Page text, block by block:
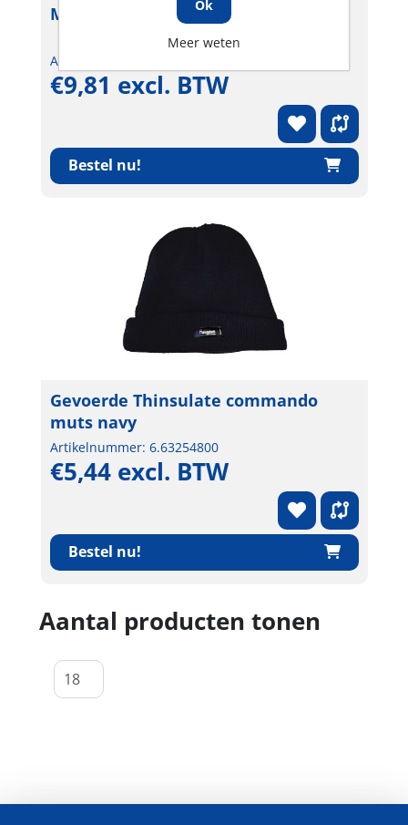
MSA V-Gard voering helmmuts
Artikelnummer: 6.62453900000
€9,81 excl. BTW
Bestel nu!
Gevoerde Thinsulate commando
muts navy
Artikelnummer: 6.63254800
€5,44 excl. BTW
Bestel nu!
Aantal producten tonen
Ok
Meer weten